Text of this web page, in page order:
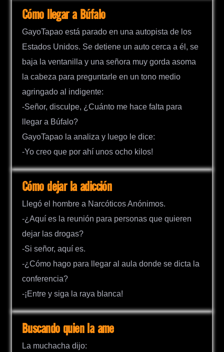
Cómo llegar a Búfalo
GayoTapao está parado en una autopista de los
Estados Unidos. Se detiene un auto cerca a él, se
baja la ventanilla y una señora muy gorda asoma
la cabeza para preguntarle en un tono medio
agringado al indigente:
-Señor, disculpe, ¿Cuánto me hace falta para
llegar a Búfalo?
GayoTapao la analiza y luego le dice:
-Yo creo que por ahí unos ocho kilos!
Cómo dejar la adicción
Llegó el hombre a Narcóticos Anónimos.
-¿Aquí es la reunión para personas que quieren
dejar las drogas?
-Si señor, aquí es.
-¿Cómo hago para llegar al aula donde se dicta la
conferencia?
-¡Entre y siga la raya blanca!
Buscando quien la ame
La muchacha dijo: